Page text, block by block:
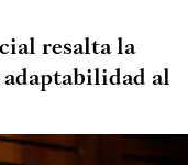
resalta la
adaptabilidad al